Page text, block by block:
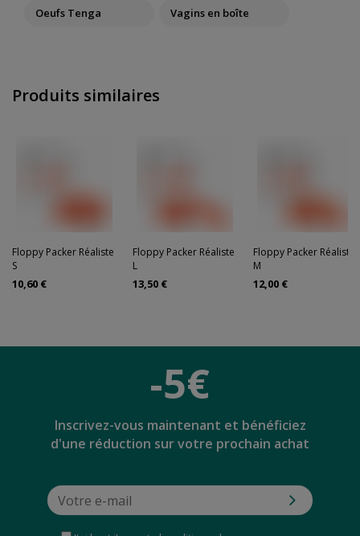
Oeufs Tenga Vagins en boîte
Produits similaires
Floppy Packer Réaliste
S
10,60 €
Floppy Packer Réaliste
L
13,50 €
Floppy Packer Réaliste
M
12,00 €
-5€
Inscrivez-vous maintenant et bénéficiez
d'une réduction sur votre prochain achat